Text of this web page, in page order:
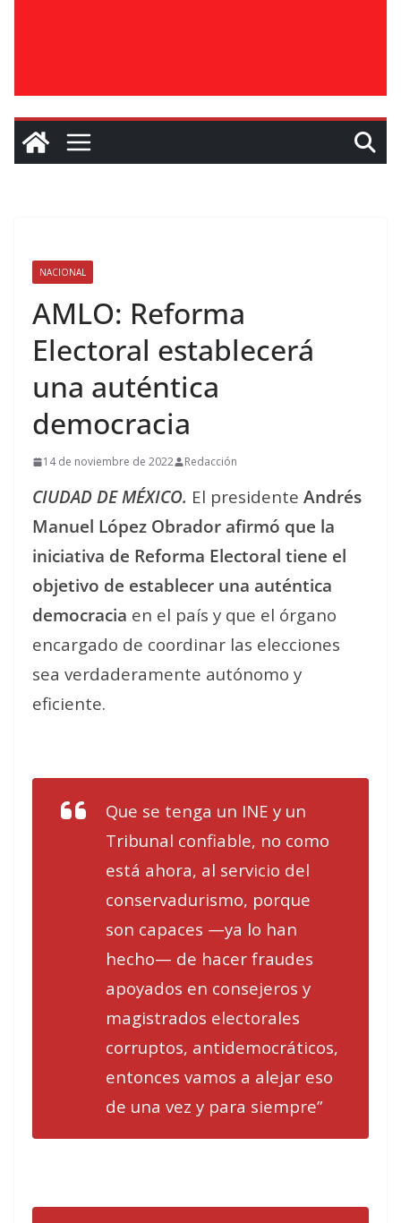
NACIONAL
AMLO: Reforma
Electoral establecerá
una auténtica
democracia
14 de noviembre de 2022 Redacción
CIUDAD DE MÉXICO. El presidente Andrés
Manuel López Obrador afirmó que la
iniciativa de Reforma Electoral tiene el
objetivo de establecer una auténtica
democracia en el país y que el órgano
encargado de coordinar las elecciones
sea verdaderamente autónomo y
eficiente.
Que se tenga un INE y un
Tribunal confiable, no como
está ahora, al servicio del
conservadurismo, porque
son capaces —ya lo han
hecho— de hacer fraudes
apoyados en consejeros y
magistrados electorales
corruptos, antidemocráticos,
entonces vamos a alejar eso
de una vez y para siempre”